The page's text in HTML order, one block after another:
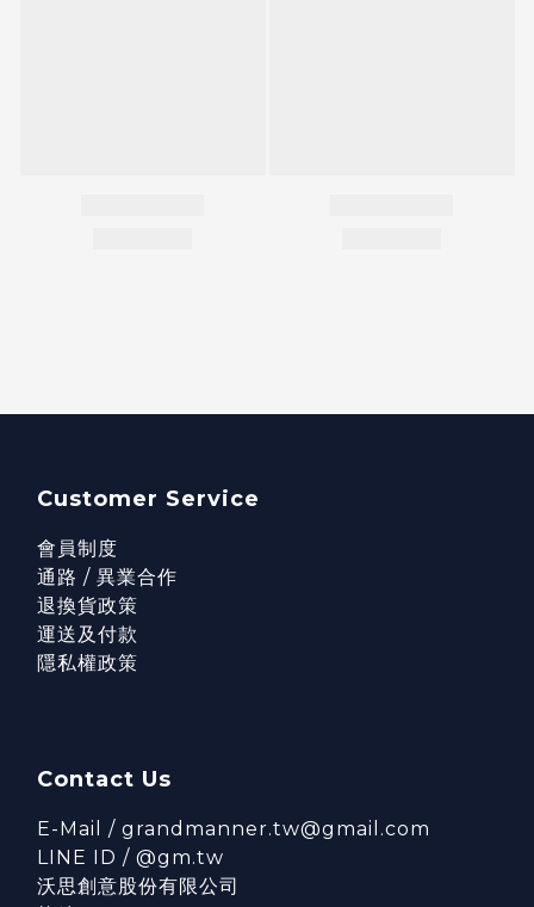
Customer Service
會員制度
通路 / 異業合作
退換貨政策
運送及付款
隱私權政策
Contact Us
E-Mail / grandmanner.tw@gmail.com
LINE ID / @gm.tw
沃思創意股份有限公司